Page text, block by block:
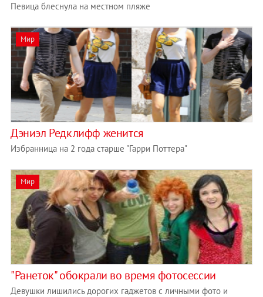
Певица блеснула на местном пляже
Мир
Дэниэл Редклифф женится
Избранница на 2 года старше "Гарри Поттера"
Мир
"Ранеток" обокрали во время фотосессии
Девушки лишились дорогих гаджетов с личными фото и